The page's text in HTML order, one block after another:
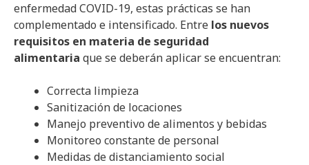
enfermedad COVID-19, estas prácticas se han
complementado e intensificado. Entre los nuevos
requisitos en materia de seguridad
alimentaria que se deberán aplicar se encuentran:
Correcta limpieza
Sanitización de locaciones
Manejo preventivo de alimentos y bebidas
Monitoreo constante de personal
Medidas de distanciamiento social